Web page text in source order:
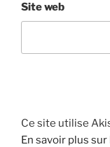
Site web
Ce site utilise
En savoir plus